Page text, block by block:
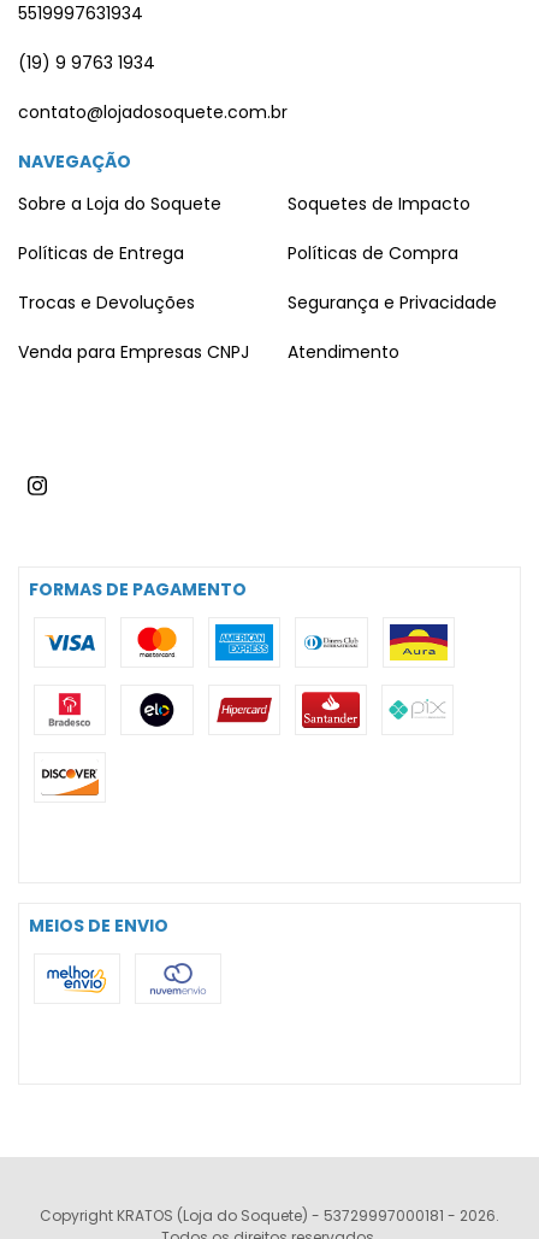
NAVEGAÇÃO
Sobre a Loja do Soquete
Soquetes de Impacto
Políticas de Entrega Políticas de Compra
Trocas e Devoluções Segurança e Privacidade
Venda para Empresas CNPJ Atendimento
5519997631934
(19) 9 9763 1934
contato@lojadosoquete.com.br
FORMAS DE PAGAMENTO
MEIOS DE ENVIO
Copyright KRATOS (Loja do Soquete) - 53729997000181 - 2026.